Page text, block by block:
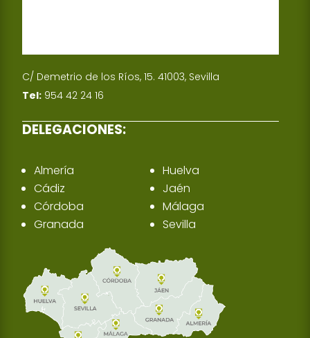
C/ Demetrio de los Ríos, 15. 41003, Sevilla
Tel: 954 42 24 16
DELEGACIONES:
Almería
Cádiz
Córdoba
Granada
Huelva
Jaén
Málaga
Sevilla